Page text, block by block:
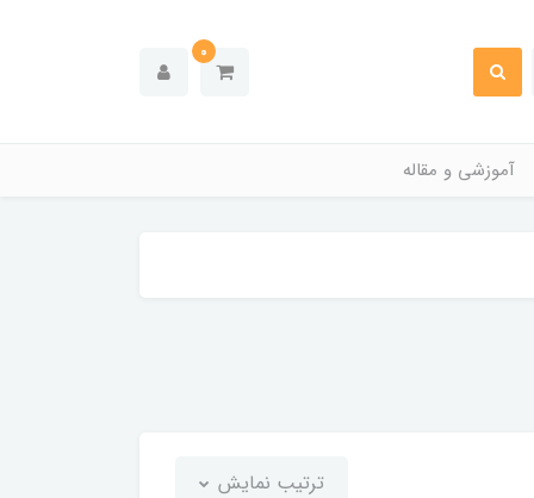
0
آموزشی و مقاله
ترتیب نمایش